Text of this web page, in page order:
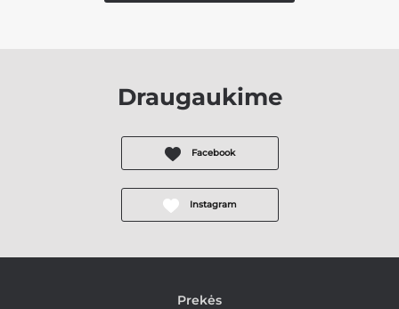
Draugaukime
Facebook
Instagram
Prekės